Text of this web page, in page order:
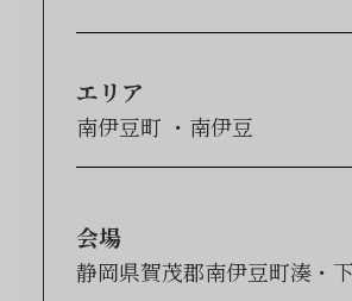
エリア
南伊豆町 南伊豆
会場
静岡県賀茂郡南伊豆町湊・